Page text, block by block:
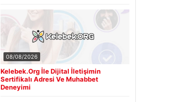
08/08/2026
Kelebek.Org İle Dijital İletişimin
Sertifikalı Adresi Ve Muhabbet
Deneyimi